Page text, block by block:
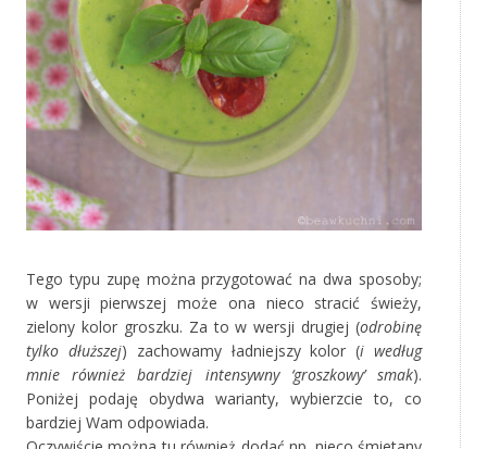
Tego typu zupę można przygotować na dwa sposoby;
w wersji pierwszej może ona nieco stracić świeży,
zielony kolor groszku. Za to w wersji drugiej (odrobinę
tylko dłuższej) zachowamy ładniejszy kolor (i według
mnie również bardziej intensywny ‘groszkowy’ smak).
Poniżej podaję obydwa warianty, wybierzcie to, co
bardziej Wam odpowiada.